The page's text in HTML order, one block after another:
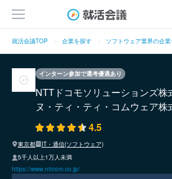
就活会議TOP 企業を探す ソフトウェア業界の企
インターン参加で選考優遇あり
NTTドコモソリューションズ株
ヌ・ティ・ティ・コムウェア株
4.5
東京都
IT・通信(ソフトウェア)
5千人以上1万人未満
https://www.nttcom.co.jp/